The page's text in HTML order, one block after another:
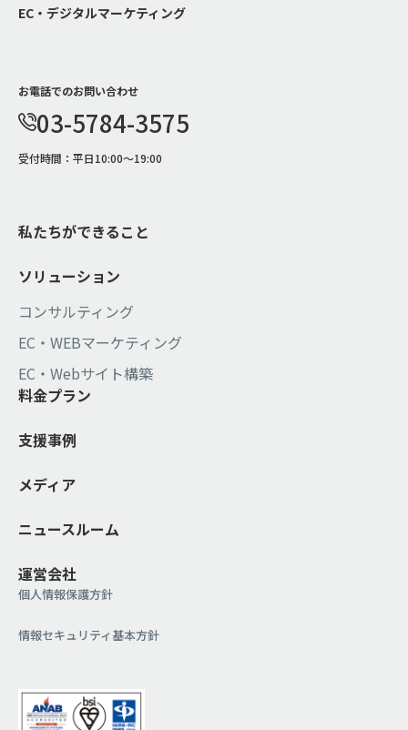
EC・デジタルマーケティング
お電話でのお問い合わせ
03-5784-3575
受付時間：平日10:00～19:00
私たちができること
ソリューション
コンサルティング
EC・WEBマーケティング
EC・Webサイト構築
料金プラン
支援事例
メディア
ニュースルーム
運営会社
個人情報保護方針
情報セキュリティ基本方針